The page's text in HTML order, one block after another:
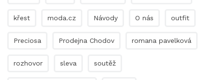
křest moda.cz Návody O nás outfit
Preciosa Prodejna Chodov romana pavelková
rozhovor sleva soutěž